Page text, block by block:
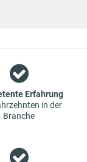
und
Top-
wenn Sie mal
Sie können
Erfahrung
in der
Branche